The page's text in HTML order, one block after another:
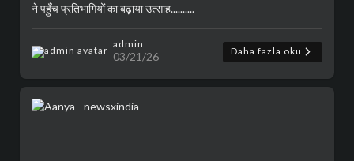
ने पहुँच प्रतिभागियों का बढ़ाया उत्साह..........
admin
03/21/26 Daha fazla oku